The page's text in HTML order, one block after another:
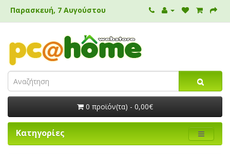
Παρασκευή, 7 Αυγούστου
0 προϊόν(τα) - 0,00€
Κατηγορίες